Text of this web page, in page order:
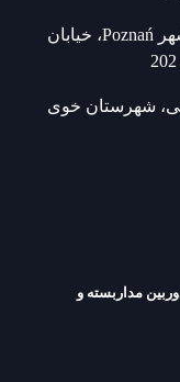
(لهستان) - استان Wielkopolski، شهر Poznań، خیابان
شهرستان خوی
مداربسته و